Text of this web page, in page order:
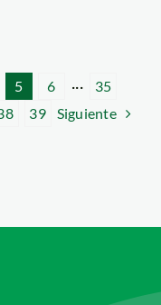
5 6 ···
35
39 Siguiente